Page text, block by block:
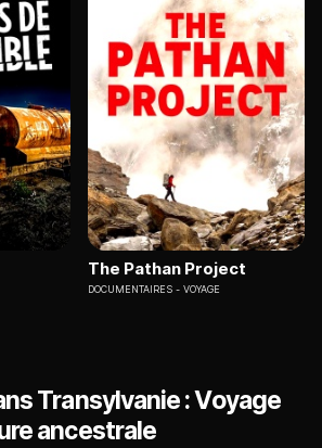
The Pathan Project
DOCUMENTAIRES VOYAGE
Transylvanie : Voyage
ancestrale